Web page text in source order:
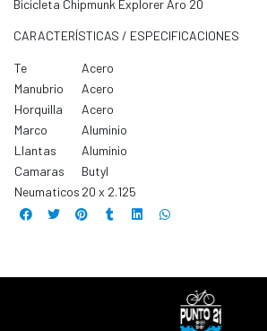
Bicicleta Chipmunk Explorer Aro 20
CARACTERÍSTICAS / ESPECIFICACIONES
Te
Acero
Manubrio
Acero
Horquilla
Acero
Marco
Aluminio
Llantas
Aluminio
Camaras
Butyl
Neumaticos 20 x 2.125